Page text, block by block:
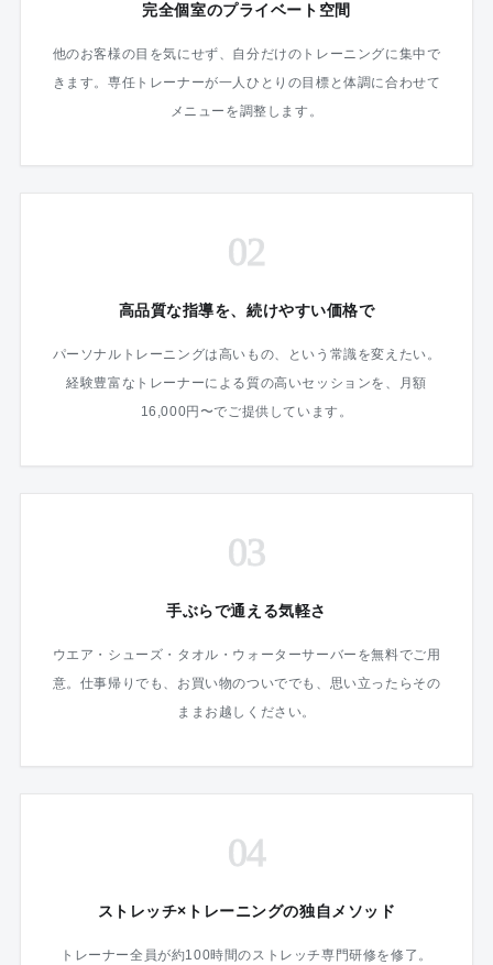
完全個室のプライベート空間
他のお客様の目を気にせず、自分だけのトレーニングに集中で
きます。専任トレーナーが一人ひとりの目標と体調に合わせて
メニューを調整します。
02
高品質な指導を、続けやすい価格で
パーソナルトレーニングは高いもの、という常識を変えたい。
経験豊富なトレーナーによる質の高いセッションを、月額
16,000円〜でご提供しています。
03
手ぶらで通える気軽さ
ウエア・シューズ・タオル・ウォーターサーバーを無料でご用
意。仕事帰りでも、お買い物のついででも、思い立ったらその
ままお越しください。
04
ストレッチ×トレーニングの独自メソッド
トレーナー全員が約100時間のストレッチ専門研修を修了。